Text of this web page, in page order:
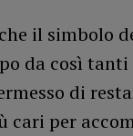
il simbolo
da così
di
cari per